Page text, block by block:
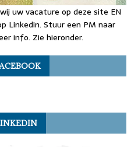
uw vacature op deze site EN
Linkedin. Stuur een PM naar
info. Zie hieronder.